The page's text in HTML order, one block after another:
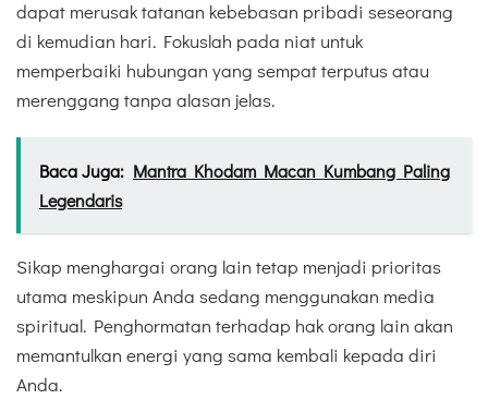
dapat merusak tatanan kebebasan pribadi seseorang
di kemudian hari. Fokuslah pada niat untuk
memperbaiki hubungan yang sempat terputus atau
merenggang tanpa alasan jelas.
Baca Juga: Mantra Khodam Macan Kumbang Paling
Legendaris
Sikap menghargai orang lain tetap menjadi prioritas
utama meskipun Anda sedang menggunakan media
spiritual. Penghormatan terhadap hak orang lain akan
memantulkan energi yang sama kembali kepada diri
Anda.